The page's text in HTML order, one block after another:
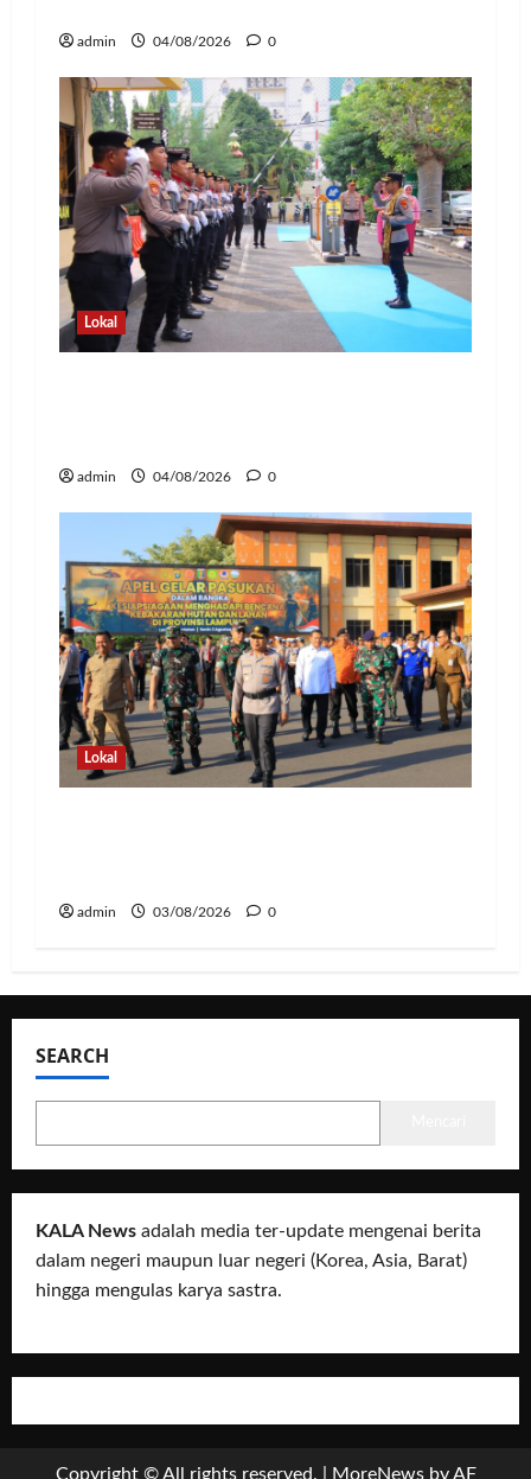
admin 04/08/2026 0
Lokal
admin 04/08/2026 0
Lokal
admin 03/08/2026 0
SEARCH
KALA News adalah media ter-update mengenai berita
dalam negeri maupun luar negeri (Korea, Asia, Barat)
hingga mengulas karya sastra.
Copyright © All rights reserved. MoreNewsby AF